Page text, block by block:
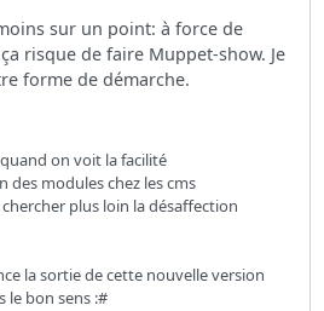
sur un point: à force de
risque de faire Muppet-show. Je
forme de démarche.
on voit la facilité
modules chez les cms
plus loin la désaffection
la sortie de cette nouvelle version
le bon sens :#